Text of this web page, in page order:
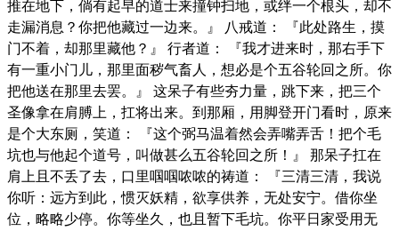
推在地下，倘有起早的道士来撞钟扫地，或绊一个根头，却不
走漏消息？你把他藏过一边来。』 八戒道： 『此处路生，摸
门不着，却那里藏他？』 行者道： 『我才进来时，那右手下
有一重小门儿，那里面秽气畜人，想必是个五谷轮回之所。你
把他送在那里去罢。』 这呆子有些夯力量，跳下来，把三个
圣像拿在肩膊上，扛将出来。到那厢，用脚登开门看时，原来
是个大东厕，笑道： 『这个弼马温着然会弄嘴弄舌！把个毛
坑也与他起个道号，叫做甚么五谷轮回之所！』 那呆子扛在
肩上且不丢了去，口里啯啯哝哝的祷道： 『三清三清，我说
你听：远方到此，惯灭妖精，欲享供养，无处安宁。借你坐
位，略略少停。你等坐久，也且暂下毛坑。你平日家受用无